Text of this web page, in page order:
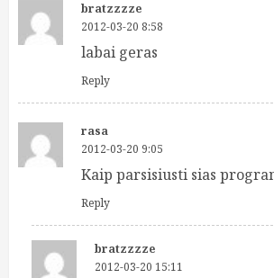
bratzzzze
2012-03-20 8:58
labai geras
Reply
rasa
2012-03-20 9:05
Kaip parsisiusti sias
Reply
bratzzzze
2012-03-20 15:11